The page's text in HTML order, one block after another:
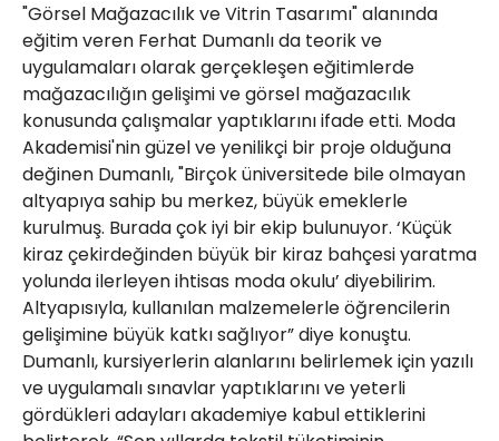
"Görsel Mağazacılık ve Vitrin Tasarımı" alanında
eğitim veren Ferhat Dumanlı da teorik ve
uygulamaları olarak gerçekleşen eğitimlerde
mağazacılığın gelişimi ve görsel mağazacılık
konusunda çalışmalar yaptıklarını ifade etti. Moda
Akademisi'nin güzel ve yenilikçi bir proje olduğuna
değinen Dumanlı, "Birçok üniversitede bile olmayan
altyapıya sahip bu merkez, büyük emeklerle
kurulmuş. Burada çok iyi bir ekip bulunuyor. ‘Küçük
kiraz çekirdeğinden büyük bir kiraz bahçesi yaratma
yolunda ilerleyen ihtisas moda okulu’ diyebilirim.
Altyapısıyla, kullanılan malzemelerle öğrencilerin
gelişimine büyük katkı sağlıyor” diye konuştu.
Dumanlı, kursiyerlerin alanlarını belirlemek için yazılı
ve uygulamalı sınavlar yaptıklarını ve yeterli
gördükleri adayları akademiye kabul ettiklerini